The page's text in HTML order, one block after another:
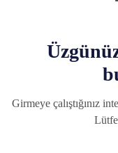
Girmeye çalıştığınız